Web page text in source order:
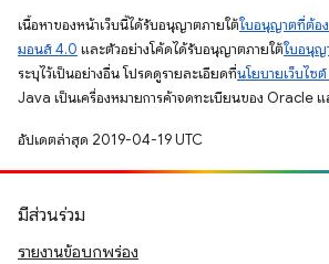
เนื้อหาของหน้าเว็บนี้ได้รับอนุญาตภายใต้ใบอนุญาตที่ต้อ
มอนส์ 4.0 และตัวอย่างโค้ดได้รับอนุญาตภายใต้ใบอนุญ
ระบุไว้เป็นอย่างอื่น โปรดดูรายละเอียดที่นโยบายเว็บไ
Java เป็นเครื่องหมายการค้าจดทะเบียนของ Oracle
อัปเดตล่าสุด 2019-04-19 UTC
มีส่วนร่วม
รายงานข้อบกพร่อง